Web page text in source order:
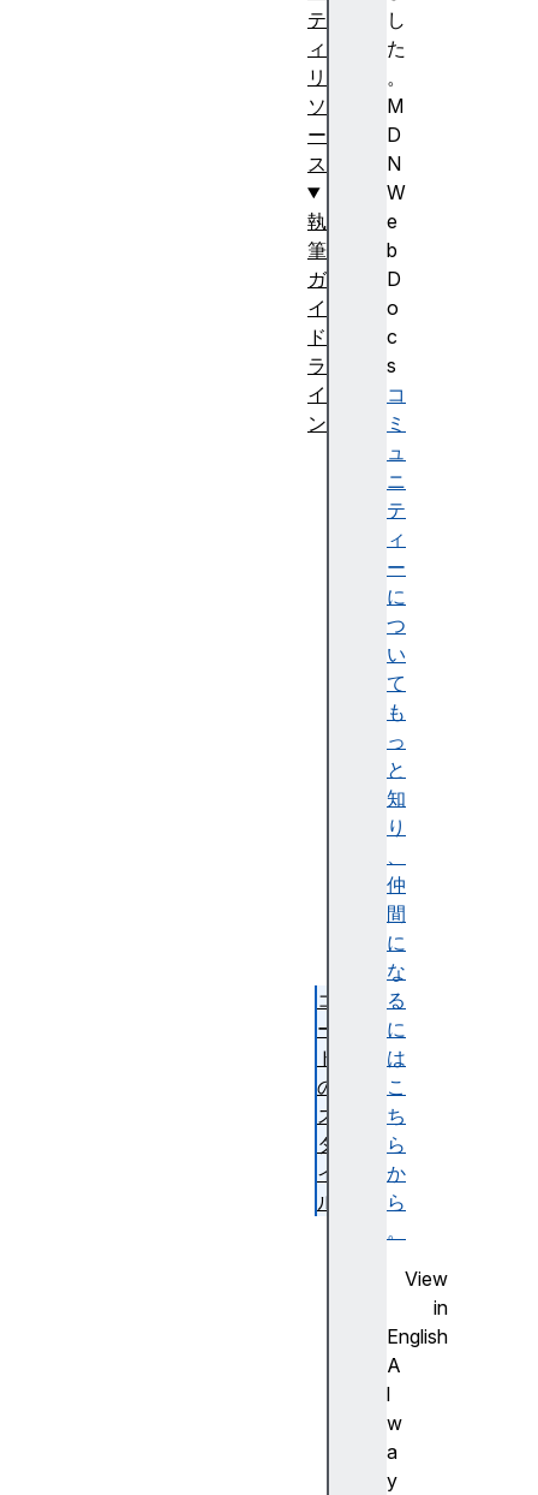
し
た
。
M
D
N
W
e
b
D
o
c
s
コ
ミ
ュ
ニ
テ
ィ
ー
に
つ
い
て
も
っ
と
知
り
、
仲
間
に
な
る
に
は
こ
ち
ら
か
ら
。
View
in
English
A
l
w
a
y
テ
ィ
リ
ソ
ー
ス
執
筆
ガ
イ
ド
ラ
イ
ン
コ
ー
ド
の
ス
タ
イ
ル